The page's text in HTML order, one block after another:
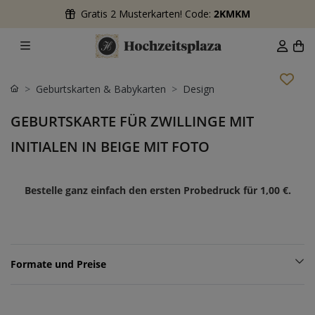
Gratis 2 Musterkarten! Code: 2KMKM
Geburtskarten & Babykarten Design
GEBURTSKARTE FÜR ZWILLINGE MIT
INITIALEN IN BEIGE MIT FOTO
Bestelle ganz einfach den ersten Probedruck für 1,00 €.
Formate und Preise